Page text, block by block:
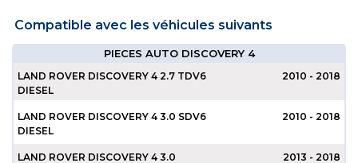
Compatible avec les véhicules suivants
PIECES AUTO DISCOVERY 4
LAND ROVER DISCOVERY 4 2.7 TDV6
DIESEL
2010 - 2018
LAND ROVER DISCOVERY 4 3.0 SDV6
DIESEL
2010 - 2018
LAND ROVER DISCOVERY 4 3.0 2013 - 2018